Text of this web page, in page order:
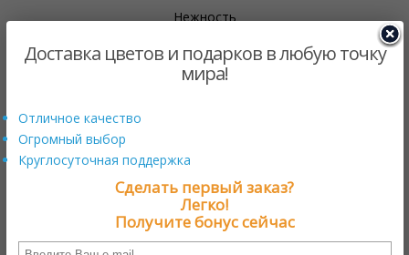
Нежность
Доставка цветов и подарков в любую точку
мира!
Отличное качество
Огромный выбор
Круглосуточная поддержка
Сделать первый заказ?
Легко!
Получите бонус сейчас